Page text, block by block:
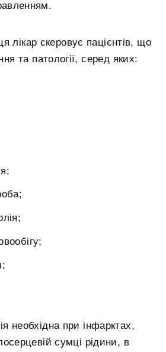
лікар скеровує пацієнтів, що
та патології, серед яких:
необхідна при інфарктах,
сумці рідини, в